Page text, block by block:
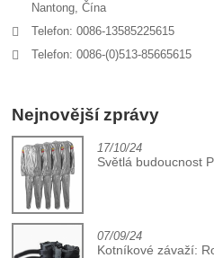
Nantong, Čína
Telefon: 0086-13585225615
Telefon: 0086-(0)513-85665615
Nejnovější zprávy
17/10/24
Světlá budoucnost
07/09/24
Kotníkové závaží: